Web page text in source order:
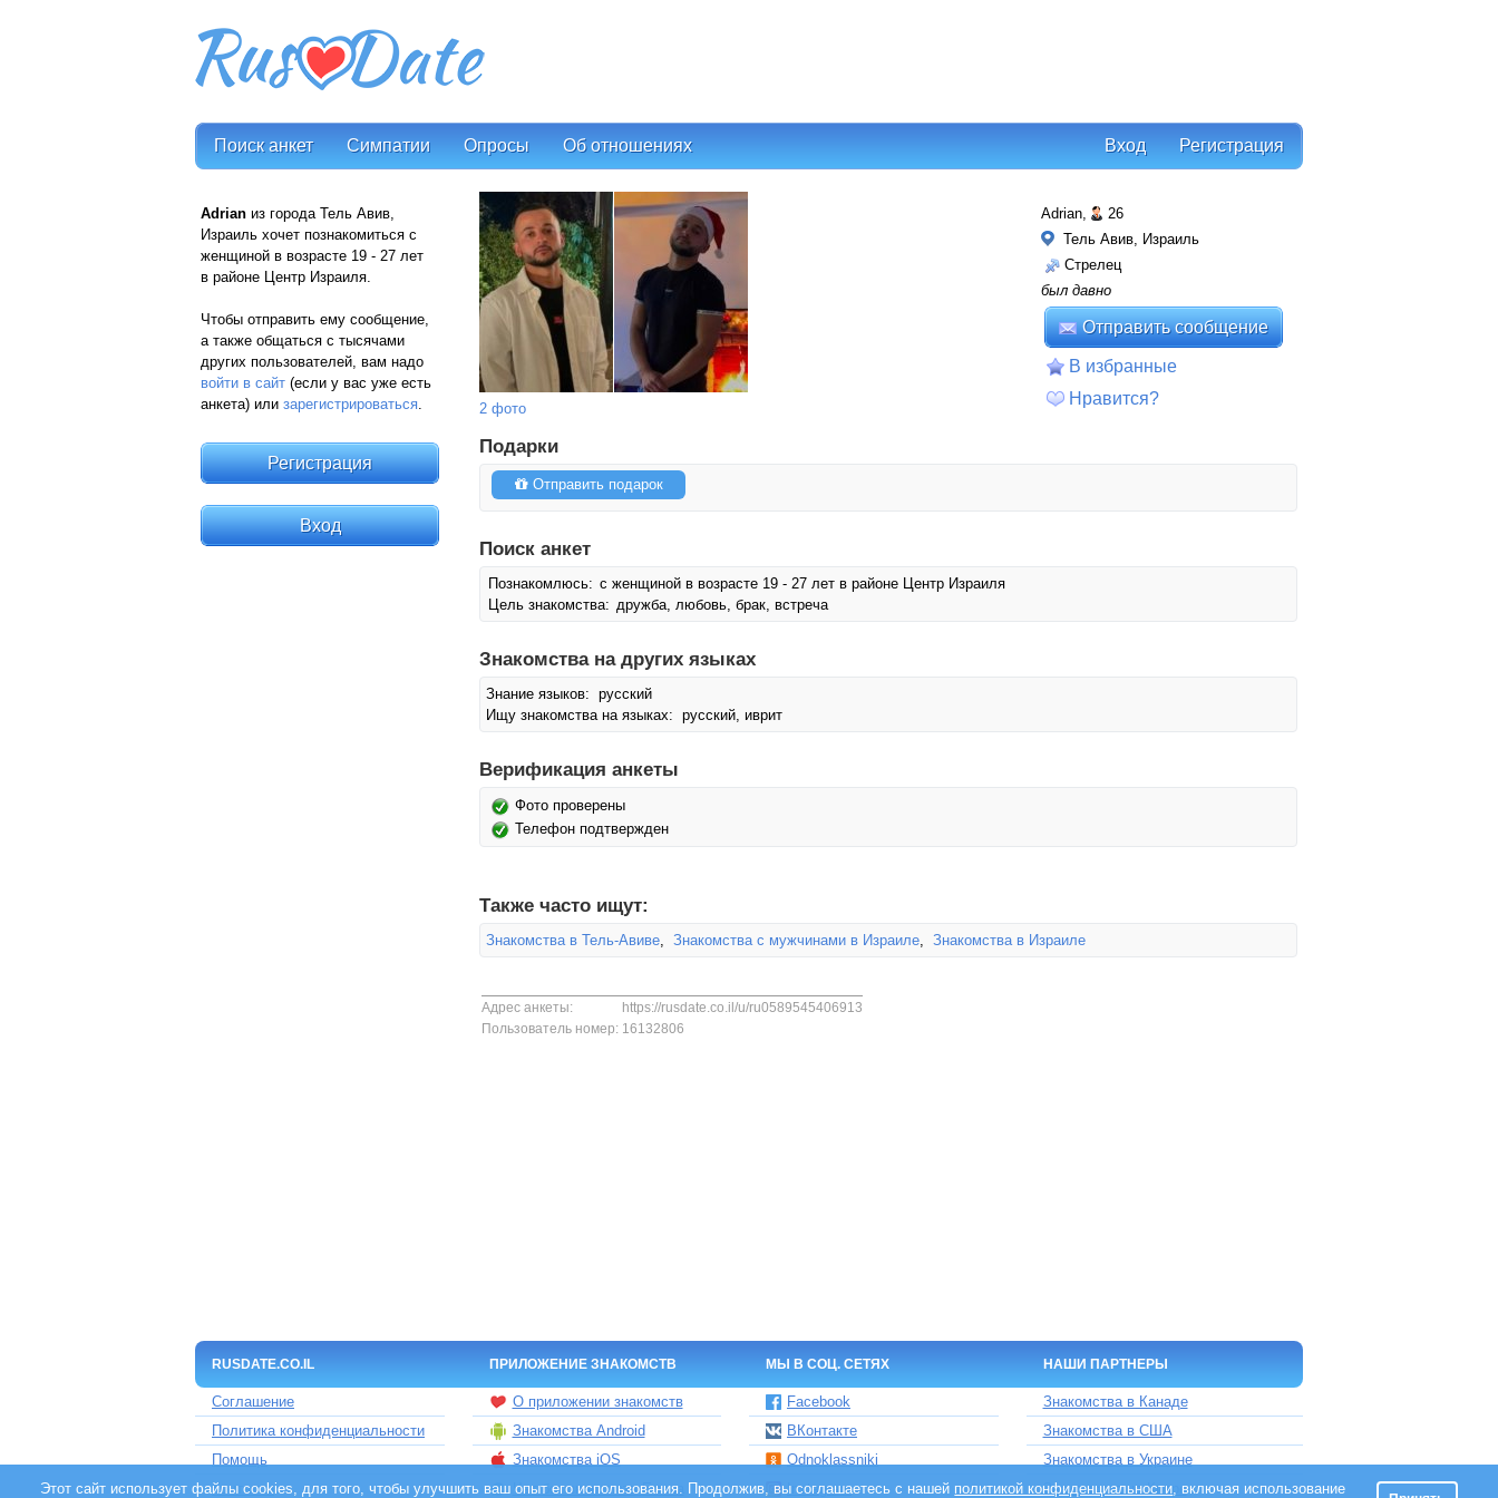
Поиск анкет Симпатии Опросы Об отношениях Регистрация
Вход
Аdrian из города Тель Авив,
Израиль хочет познакомиться с
женщиной в возрасте 19 - 27 лет
в районе Центр Израиля.
Чтобы отправить ему сообщение,
а также общаться с тысячами
других пользователей, вам надо
войти в сайт (если у вас уже есть
анкета) или зарегистрироваться. 2 фото
Аdrian,
26
Тель Авив, Израиль
Стрелец
был давно
Отправить сообщение
В избранные
Нравится?
Подарки
Отправить подарок
Поиск анкет
Познакомлюсь: с женщиной в возрасте 19 - 27 лет в районе Центр Израиля
Цель знакомства: дружба, любовь, брак, встреча
Знакомства на других языках
Знание языков: русский
Ищу знакомства на языках: русский, иврит
Верификация анкеты
Фото проверены
Телефон подтвержден
Также часто ищут:
Знакомства в Тель-Авиве, Знакомства с мужчинами в Израиле, Знакомства в Израиле
Адрес анкеты:
https://rusdate.co.il/u/ru0589545406913
Пользователь номер: 16132806
RUSDATE.CO.IL ПРИЛОЖЕНИЕ ЗНАКОМСТВ МЫ В СОЦ. СЕТЯХ НАШИ ПАРТНЕРЫ
Соглашение
Политика конфиденциальности
Помощь
Контакты
О приложении знакомств
Знакомства Android
Знакомства iOS
Чат бот знакомств Елена
Facebook
ВКонтакте
Odnoklassniki
Instagram
Знакомства в Канаде
Знакомства в США
Знакомства в Украине
Знакомства на Кипре
Этот сайт использует файлы cookies, для того, чтобы улучшить ваш опыт его использования. Продолжив, вы соглашаетесь с нашей политикой конфиденциальности, включая использование